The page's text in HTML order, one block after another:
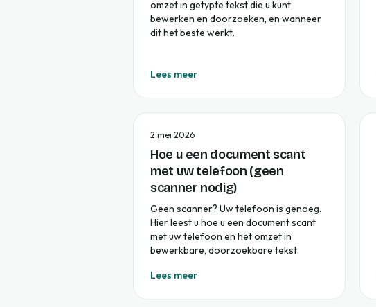
omzet in getypte tekst die u kunt
bewerken en doorzoeken, en wanneer
dit het beste werkt.
Lees meer
2 mei 2026
Hoe u een document scant
met uw telefoon (geen
scanner nodig)
Geen scanner? Uw telefoon is genoeg.
Hier leest u hoe u een document scant
met uw telefoon en het omzet in
bewerkbare, doorzoekbare tekst.
Lees meer